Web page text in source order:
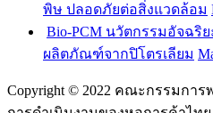
พิษ ปลอดภัยต่อสิ่งแวดล้อม
Bio-PCM นวัตกรรมอัจฉริ
ผลิตภัณฑ์จากปิโตรเลียม
Copyright © 2022 คณะกรรมกา